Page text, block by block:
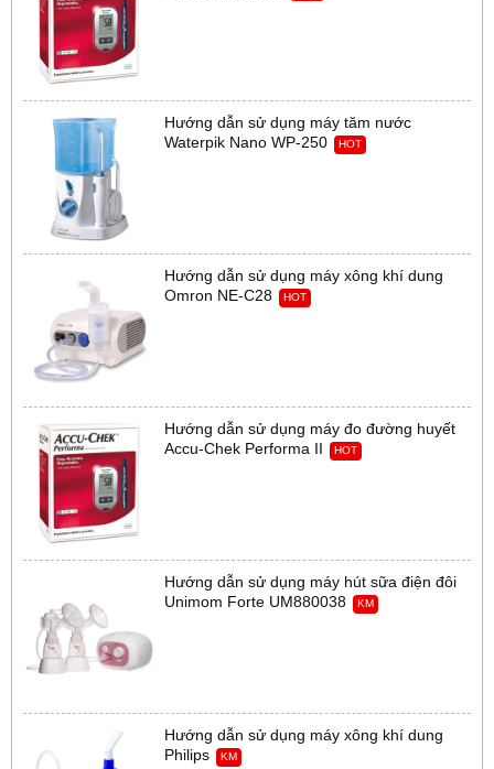
Hướng dẫn sử dụng máy tăm nước
Waterpik Nano WP-250
HOT
Hướng dẫn sử dụng máy xông khí dung
Omron NE-C28
HOT
Hướng dẫn sử dụng máy đo đường huyết
Accu-Chek Performa II
HOT
Hướng dẫn sử dụng máy hút sữa điện đôi
Unimom Forte UM880038
KM
Hướng dẫn sử dụng máy xông khí dung
Philips
KM